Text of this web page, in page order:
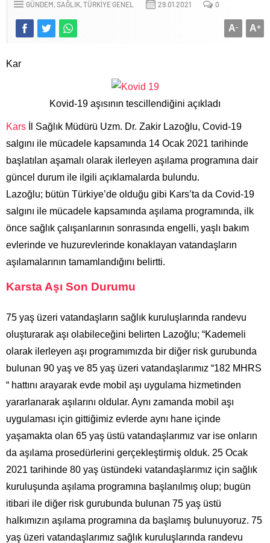
GÜNDEM SAĞLIK TÜRKIYE GENEL 29.01.2021 0
A+
A-
Kar
Kovid-19 aşısının tescillendiğini açıkladı
Kars İl Sağlık Müdürü Uzm. Dr. Zakir Lazoğlu, Covid-19
salgını ile mücadele kapsamında 14 Ocak 2021 tarihinde
başlatılan aşamalı olarak ilerleyen aşılama programına dair
güncel durum ile ilgili açıklamalarda bulundu.
Lazoğlu; bütün Türkiye’de olduğu gibi Kars’ta da Covid-19
salgını ile mücadele kapsamında aşılama programında, ilk
önce sağlık çalışanlarının sonrasında engelli, yaşlı bakım
evlerinde ve huzurevlerinde konaklayan vatandaşların
aşılamalarının tamamlandığını belirtti.
Karsta Aşı Son Durumu
75 yaş üzeri vatandaşların sağlık kuruluşlarında randevu
oluşturarak aşı olabileceğini belirten Lazoğlu; “Kademeli
olarak ilerleyen aşı programımızda bir diğer risk gurubunda
bulunan 90 yaş ve 85 yaş üzeri vatandaşlarımız “182 MHRS
“ hattını arayarak evde mobil aşı uygulama hizmetinden
yararlanarak aşılarını oldular. Aynı zamanda mobil aşı
uygulaması için gittiğimiz evlerde aynı hane içinde
yaşamakta olan 65 yaş üstü vatandaşlarımız var ise onların
da aşılama prosedürlerini gerçekleştirmiş olduk. 25 Ocak
2021 tarihinde 80 yaş üstündeki vatandaşlarımız için sağlık
kuruluşunda aşılama programına başlanılmış olup; bugün
itibari ile diğer risk gurubunda bulunan 75 yaş üstü
halkımızın aşılama programına da başlamış bulunuyoruz. 75
yaş üzeri vatandaşlarımız sağlık kuruluşlarında randevu